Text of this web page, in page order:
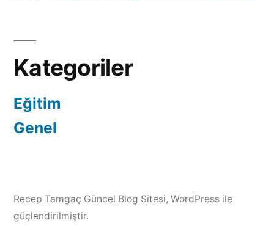
Kategoriler
Eğitim
Genel
Recep Tamgaç Güncel Blog Sitesi, WordPress ile
güçlendirilmiştir.